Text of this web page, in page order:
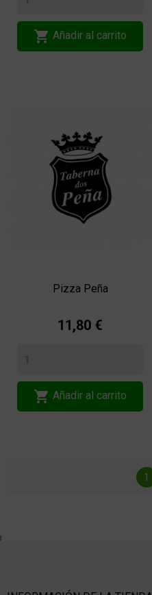
 Añadir al carrito
Pizza Peña
11,80 €
 Añadir al carrito
1